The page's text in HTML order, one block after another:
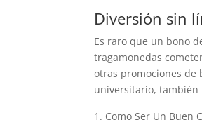
Diversión sin
Es raro que un bono
tragamonedas
otras promociones de
universitario, también
Como Ser Un Buen